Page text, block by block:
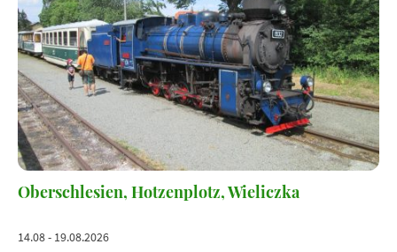
Oberschlesien, Hotzenplotz, Wieliczka
14.08 - 19.08.2026